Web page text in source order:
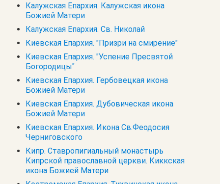
Калужская Епархия. Калужская икона
Божией Матери
Калужская Епархия. Св. Николай
Киевская Епархия. "Призри на смирение"
Киевская Епархия. "Успение Пресвятой
Богородицы"
Киевская Епархия. Гербовецкая икона
Божией Матери
Киевская Епархия. Дубовическая икона
Божией Матери
Киевская Епархия. Икона Св.Феодосия
Черниговского
Кипр. Cтавропигиальный монастырь
Кипрской православной церкви. Киккская
икона Божией Матери